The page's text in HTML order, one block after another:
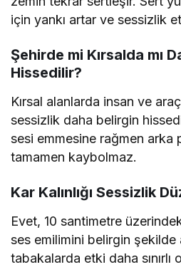
için yankı artar ve sessizlik
Şehirde mi Kırsalda mı
Hissedilir?
Kırsal alanlarda insan ve
sessizlik daha belirgin
sesi emmesine rağmen arka
tamamen kaybolmaz.
Kar Kalınlığı Sessizlik
Evet, 10 santimetre
ses emilimini belirgin şekilde
tabakalarda etki daha sınırlı